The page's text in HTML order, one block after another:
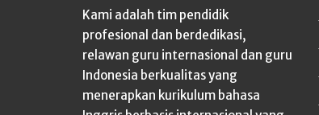
Kami adalah tim pendidik
profesional dan berdedikasi,
relawan guru internasional dan guru
Indonesia berkualitas yang
menerapkan kurikulum bahasa